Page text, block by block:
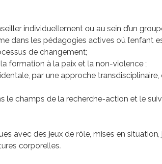
individuellement ou au sein d’un
dans les pédagogies actives où l’enfant
de changement;
formation à la paix et la non-violence ;
par une approche transdisciplinaire,
le champs de la recherche-action et le
avec des jeux de rôle, mises en situation,
corporelles.